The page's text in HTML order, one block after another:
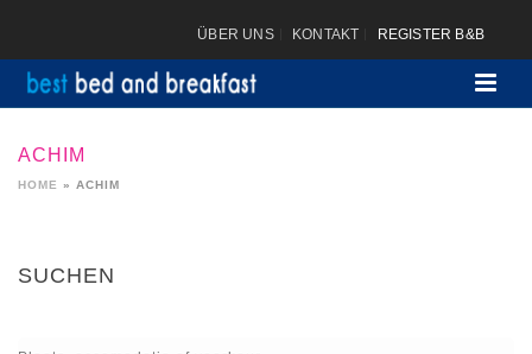
ÜBER UNS KONTAKT REGISTER B&B
ACHIM
HOME » ACHIM
SUCHEN